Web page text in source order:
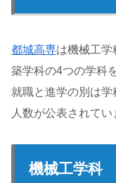
都城高専は機械工学
築学科の4つの学科
就職と進学の別は
人数が公表されてい
機械工学科